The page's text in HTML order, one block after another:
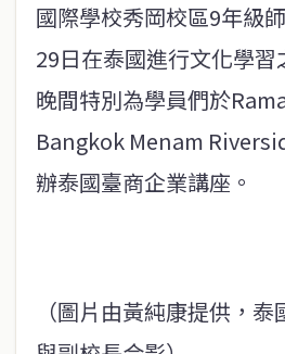
國際學校秀岡校區9年級
29日在泰國進行文化學習
晚間特別為學員們於
Bangkok Menam
辦泰國臺商企業講座。
（圖片由黃純康提供，